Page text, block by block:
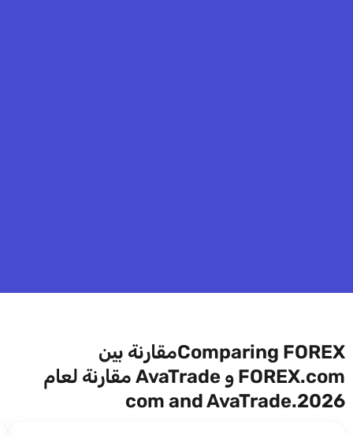
Comparing FOREXمقارنة بين
FOREX.com و AvaTrade مقارنة لعام
2026.com and AvaTrade